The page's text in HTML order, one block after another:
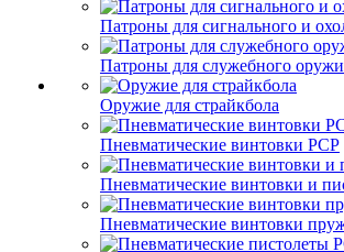
Патроны для сигнального и
Патроны для служебного
Оружие для страйкбола
Пневматические винтовки PCP
Пневматические винтовки и
Пневматические винтовки